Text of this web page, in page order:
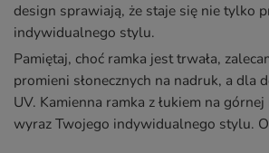
design sprawiają, że staje się nie tylko
indywidualnego stylu.
Pamiętaj, choć ramka jest trwała,
promieni słonecznych na nadruk, a
UV. Kamienna ramka z łukiem na
wyraz Twojego indywidualnego stylu.